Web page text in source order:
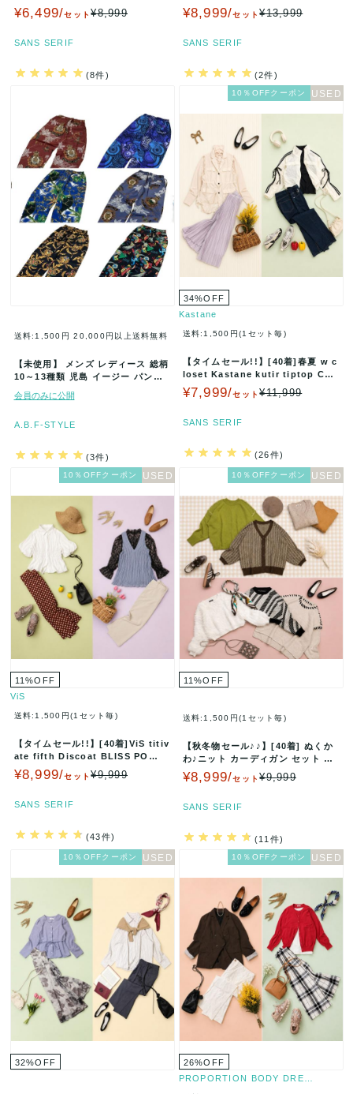
韓国 リボン ハート …
¥6,499/セット¥8,999
SANS SERIF
(8件)
ジャケット トップス ス…
¥8,999/セット¥13,999
SANS SERIF
(2件)
送料:1,500円 20,000円以上送料無料
【未使用】 メンズ レディース 総柄
10～13種類 児島 イージー パンツ
会員のみに公開
A.B.F-STYLE
(3件)
10％OFFクーポン
34%OFF
Kastane
送料:1,500円(1セット毎)
【タイムセール!!】[40着]春夏 w c
loset Kastane kutir tiptop C…
¥7,999/セット¥11,999
SANS SERIF
(26件)
10％OFFクーポン
11%OFF
ViS
送料:1,500円(1セット毎)
【タイムセール!!】[40着]ViS titiv
ate fifth Discoat BLISS PO…
¥8,999/セット¥9,999
SANS SERIF
(43件)
10％OFFクーポン
11%OFF
送料:1,500円(1セット毎)
【秋冬物セール♪♪】[40着] ぬくか
わ♪ニット カーディガン セット ま
とめ売り レディース セー…
¥8,999/セット¥9,999
SANS SERIF
(11件)
10％OFFクーポン
32%OFF
10％OFFクーポン
26%OFF
PROPORTION BODY DRE…